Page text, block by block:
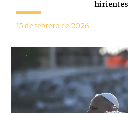
hirientes
15 de febrero de 2026